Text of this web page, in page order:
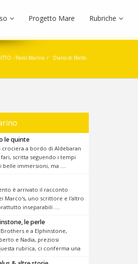
Progetto Mare Rubriche
- Parco Marino Diario di Bordo
le quinte
crociera a bordo di Aldebaran
scritta seguendo i tempi
belle immersioni, ma ....
è arrivato il racconto
Marco's, uno scrittore e l'altro
inseparabili ....
le perle
e a Elphinstone,
e Nadia, preziosi
rubrica, ci conferma una